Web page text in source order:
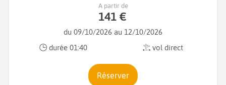
du 09/10/2026 au 12/10/2026
durée 01:40
vol direct
A partir de
141 €
Réserver